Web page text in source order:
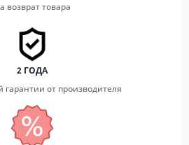
возврат товара
2 ГОДА
от производителя